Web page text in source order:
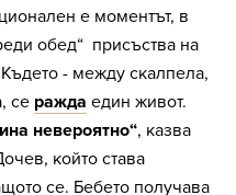
е моментът, в
обед“ присъства на
- между скалпела,
се ражда един живот.
невероятно“, казва
който става
се. Бебето получава